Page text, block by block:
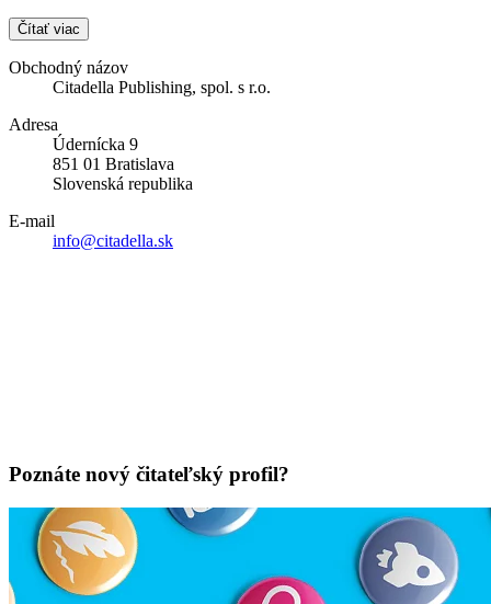
Čítať viac
Obchodný názov
Citadella Publishing, spol. s r.o.
Adresa
Údernícka 9
851 01 Bratislava
Slovenská republika
E-mail
info@citadella.sk
Poznáte nový čitateľský profil?